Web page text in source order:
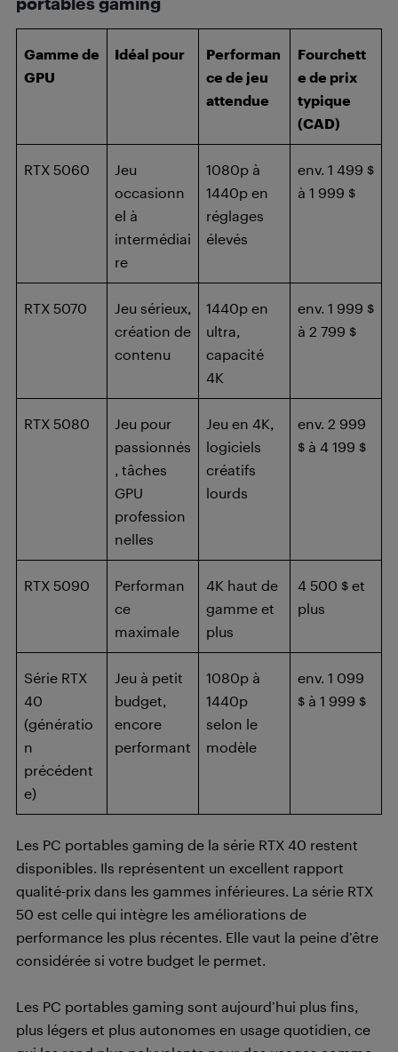
Gamme de
GPU
Idéal pour
Performan
ce de jeu
attendue
Fourchett
e de prix
typique
(CAD)
RTX 5060
Jeu
occasionn
el à
intermédiai
re
1080p à
1440p en
réglages
élevés
env. 1 499 $
à 1 999 $
RTX 5070
Jeu sérieux,
création de
contenu
1440p en
ultra,
capacité
4K
env. 1 999 $
à 2 799 $
RTX 5080
Jeu pour
passionnés
, tâches
GPU
profession
nelles
Jeu en 4K,
logiciels
créatifs
lourds
env. 2 999
$ à 4 199 $
RTX 5090
Performan
ce
maximale
4K haut de
gamme et
plus
4 500 $ et
plus
Série RTX
40
(génératio
n
précédent
e)
Jeu à petit
budget,
encore
performant
1080p à
1440p
selon le
modèle
env. 1 099
$ à 1 999 $
Les PC portables gaming de la série RTX 40 restent
disponibles. Ils représentent un excellent rapport
qualité-prix dans les gammes inférieures. La série RTX
50 est celle qui intègre les améliorations de
performance les plus récentes. Elle vaut la peine d’être
considérée si votre budget le permet.
Les PC portables gaming sont aujourd’hui plus fins,
plus légers et plus autonomes en usage quotidien, ce